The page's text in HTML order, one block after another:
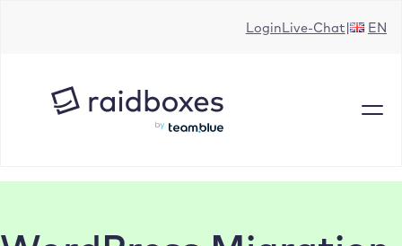
LoginLive-Chat EN